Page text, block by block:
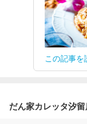
この記事を
だん家カレッタ汐